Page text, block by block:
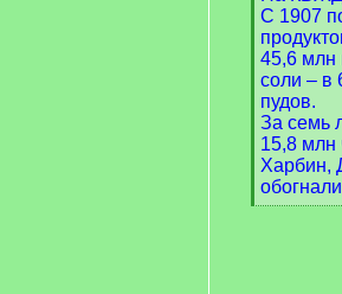
С 1907
45,6 млн
соли – в
пудов.
За семь
15,8 млн
Харбин,
[